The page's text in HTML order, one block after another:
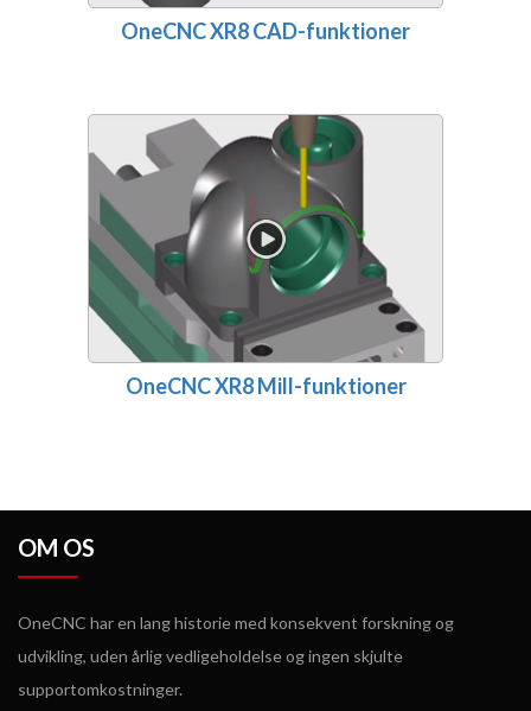
OneCNC XR8 CAD-funktioner
OneCNC XR8 Mill-funktioner
OM OS
OneCNC har en lang historie med konsekvent forskning og
udvikling, uden årlig vedligeholdelse og ingen skjulte
supportomkostninger.